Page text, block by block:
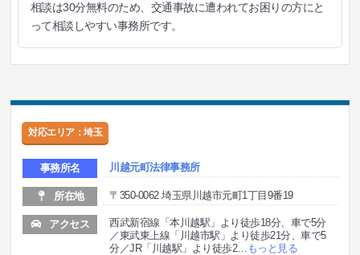
相談は30分無料のため、交通事故に遭われてお困りの方にと
って相談しやすい事務所です。
対応エリア：埼玉
事務所名 川越元町法律事務所
所在地 〒350-0062 埼玉県川越市元町1丁目9番19
アクセス
西武新宿線「本川越駅」より徒歩18分、車で5分
／東武東上線「川越市駅」より徒歩21分、車で5
分／JR「川越駅」より徒歩2… もっと見る